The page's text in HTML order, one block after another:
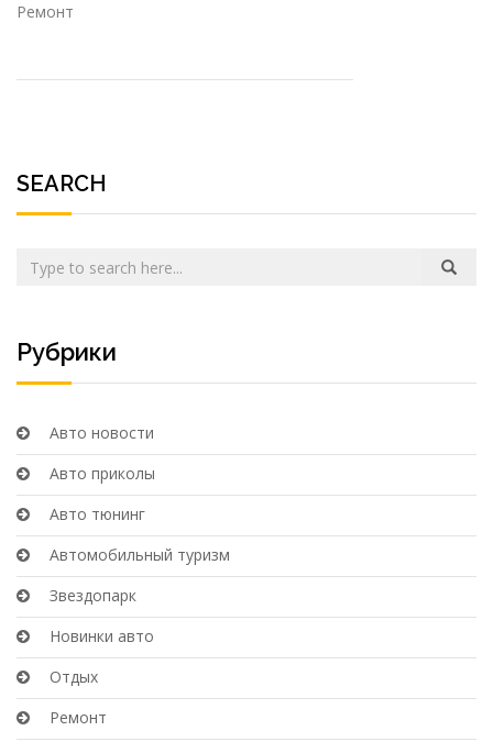
Ремонт
SEARCH
Рубрики
Авто новости
Авто приколы
Авто тюнинг
Автомобильный туризм
Звездопарк
Новинки авто
Отдых
Ремонт